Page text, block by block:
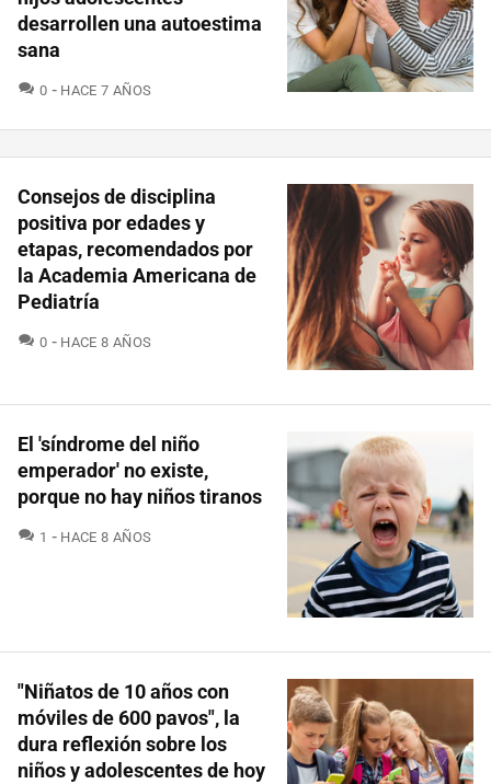
desarrollen una autoestima
sana
0 COMENTARIOS
HACE 7 AÑOS
Consejos de disciplina
positiva por edades y
etapas, recomendados por
la Academia Americana de
Pediatría
0 COMENTARIOS
HACE 8 AÑOS
El 'síndrome del niño
emperador' no existe,
porque no hay niños tiranos
1 COMENTARIOS
HACE 8 AÑOS
"Niñatos de 10 años con
móviles de 600 pavos", la
dura reflexión sobre los
niños y adolescentes de hoy